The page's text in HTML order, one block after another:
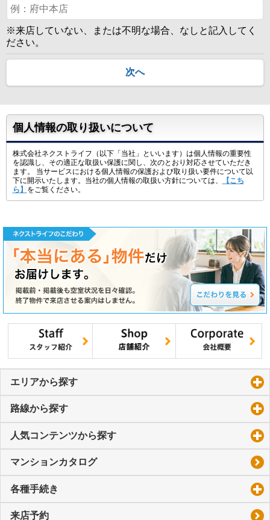
※来店していない、または不明な場合、なしと記入してく
ださい。
次へ
個人情報の取り扱いについて
株式会社ネクストライフ（以下「当社」といいます）は個人情報の重要性
を認識し、その適正な取扱い保護に関し、次のとおり対応させていただき
ます。 当サービスにおける個人情報の保護および取り扱い要件について以
下に開示いたします。当社の個人情報の取扱い方針については、
【こち
ら】
をご覧ください。
エリアから探す
路線から探す
人気コンテンツから探す
マンションカタログ
各種手続き
来店予約